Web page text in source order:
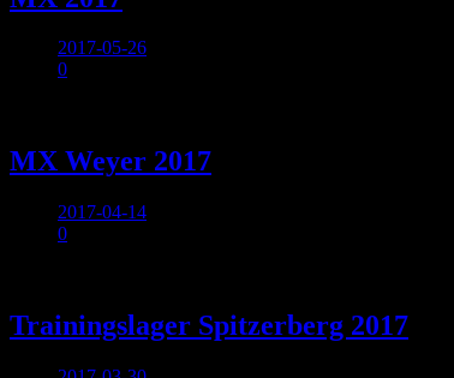
2017-05-26
0
MX Weyer 2017
2017-04-14
0
Trainingslager Spitzerberg 2017